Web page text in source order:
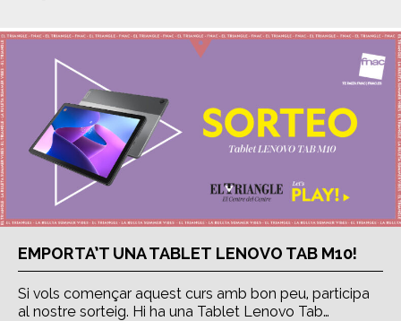
EMPORTA’T UNA TABLET LENOVO TAB M10!
Si vols començar aquest curs amb bon peu, participa
al nostre sorteig. Hi ha una Tablet Lenovo Tab…